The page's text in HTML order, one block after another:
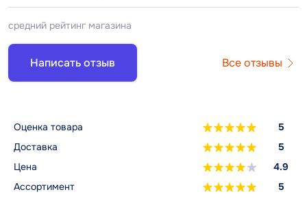
средний рейтинг магазина
Написать отзыв Все отзывы
Оценка товара
5
Доставка
5
Цена
4.9
Ассортимент
5